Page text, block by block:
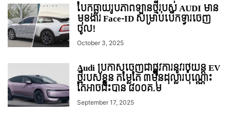
បែកធ្លាយរូបភាពឡានថ្មីរបស់​ AUDI មាន
មុខងារ Face-ID សម្រាប់បើកទ្វារចេញ
ចូល!
October 3, 2025
Audi ប្រកាសចេញជាផ្លូវការនូវរថយន្ត EV
ថ្មីរបស់ខ្លួន តម្លែតែ ៣មុឺនដុល្លារប៉ុណ្ណោះ
តែអាចជិះបាន ៨០០គ.ម
September 17, 2025